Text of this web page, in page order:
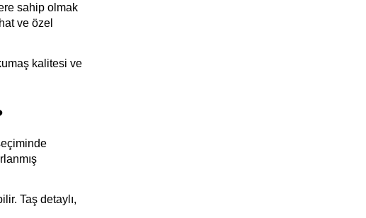
sahip olmak
ve özel
kalitesi ve
Taş detaylı,